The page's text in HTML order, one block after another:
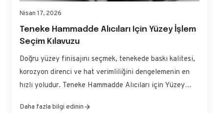
Nisan 17, 2026
Teneke Hammadde Alıcıları Için Yüzey İşlem
Seçim Kılavuzu
Doğru yüzey finisajını seçmek, tenekede baskı kalitesi,
korozyon direnci ve hat verimliliğini dengelemenin en
hızlı yoludur. Teneke Hammadde Alıcıları için Yüzey
Daha fazla bilgi edinin